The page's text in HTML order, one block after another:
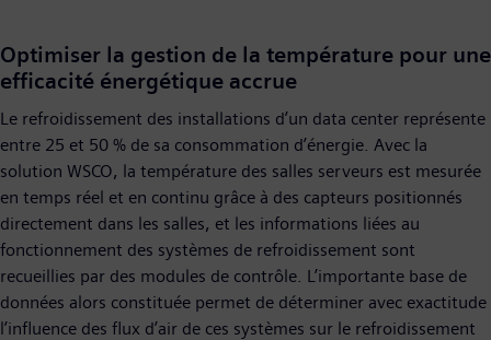
Optimiser la gestion de la température pour une
efficacité énergétique accrue
Le refroidissement des installations d’un data center représente
entre 25 et 50 % de sa consommation d’énergie. Avec la
solution WSCO, la température des salles serveurs est mesurée
en temps réel et en continu grâce à des capteurs positionnés
directement dans les salles, et les informations liées au
fonctionnement des systèmes de refroidissement sont
recueillies par des modules de contrôle. L’importante base de
données alors constituée permet de déterminer avec exactitude
l’influence des flux d’air de ces systèmes sur le refroidissement